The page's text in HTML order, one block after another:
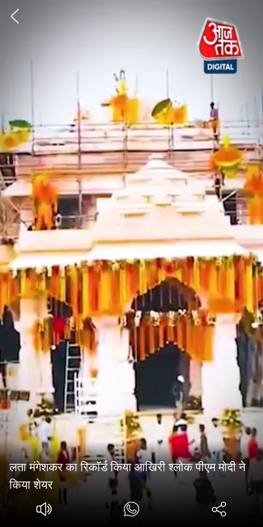
लता मंगेशकर का र‍िकॉर्ड क‍िया आख‍िरी श्लोक पीएम मोदी ने
क‍िया शेयर